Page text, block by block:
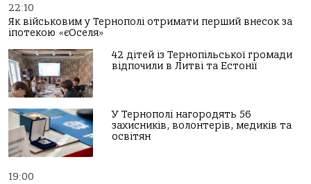
22:10
Як військовим у Тернополі отримати перший внесок за
іпотекою «єОселя»
42 дітей із Тернопільської громади
відпочили в Литві та Естонії
У Тернополі нагородять 56
захисників, волонтерів, медиків та
освітян
19:00